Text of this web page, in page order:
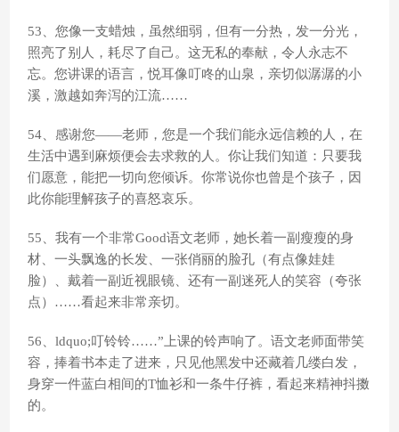
53、您像一支蜡烛，虽然细弱，但有一分热，发一分光，
照亮了别人，耗尽了自己。这无私的奉献，令人永志不
忘。您讲课的语言，悦耳像叮咚的山泉，亲切似潺潺的小
溪，激越如奔泻的江流……
54、感谢您——老师，您是一个我们能永远信赖的人，在
生活中遇到麻烦便会去求救的人。你让我们知道：只要我
们愿意，能把一切向您倾诉。你常说你也曾是个孩子，因
此你能理解孩子的喜怒哀乐。
55、我有一个非常Good语文老师，她长着一副瘦瘦的身
材、一头飘逸的长发、一张俏丽的脸孔（有点像娃娃
脸）、戴着一副近视眼镜、还有一副迷死人的笑容（夸张
点）……看起来非常亲切。
56、ldquo;叮铃铃……”上课的铃声响了。语文老师面带笑
容，捧着书本走了进来，只见他黑发中还藏着几缕白发，
身穿一件蓝白相间的T恤衫和一条牛仔裤，看起来精神抖擞
的。